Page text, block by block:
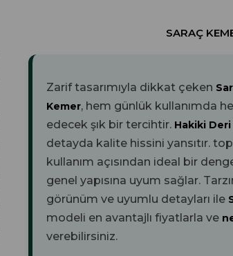
SARAÇ
Zarif tasarımıyla dikkat çeken
Kemer, hem günlük kullanımda
edecek şık bir tercihtir. Hakiki Deri
detayda kalite hissini yansıtır.
kullanım açısından ideal bir
genel yapısına uyum sağlar.
görünüm ve uyumlu detayları ile
modeli en avantajlı fiyatlarla ve
verebilirsiniz.